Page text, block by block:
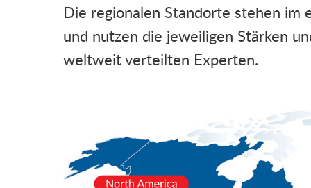
Die regionalen Standorte stehen im
und nutzen die jeweiligen Stärken
weltweit verteilten Experten.